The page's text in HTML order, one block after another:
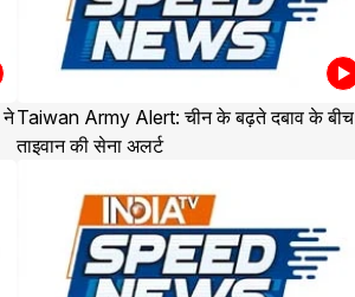
नेTaiwan Army Alert: चीन के बढ़ते दबाव के बीच
ताइवान की सेना अलर्ट